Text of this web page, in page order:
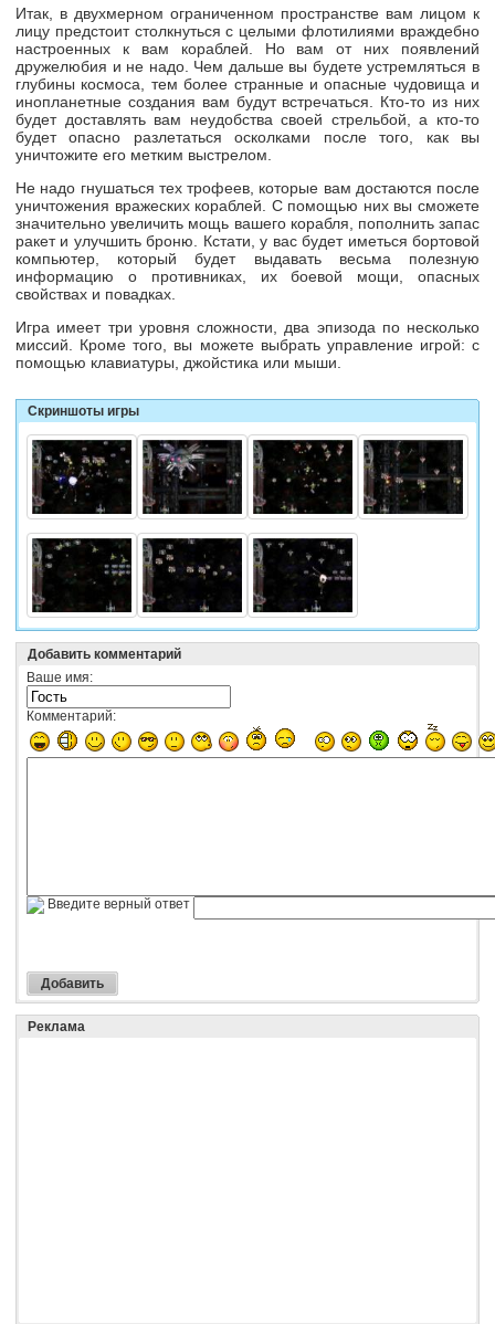
Итак, в двухмерном ограниченном пространстве вам лицом к
лицу предстоит столкнуться с целыми флотилиями враждебно
настроенных к вам кораблей. Но вам от них появлений
дружелюбия и не надо. Чем дальше вы будете устремляться в
глубины космоса, тем более странные и опасные чудовища и
инопланетные создания вам будут встречаться. Кто-то из них
будет доставлять вам неудобства своей стрельбой, а кто-то
будет опасно разлетаться осколками после того, как вы
уничтожите его метким выстрелом.
Не надо гнушаться тех трофеев, которые вам достаются после
уничтожения вражеских кораблей. С помощью них вы сможете
значительно увеличить мощь вашего корабля, пополнить запас
ракет и улучшить броню. Кстати, у вас будет иметься бортовой
компьютер, который будет выдавать весьма полезную
информацию о противниках, их боевой мощи, опасных
свойствах и повадках.
Игра имеет три уровня сложности, два эпизода по несколько
миссий. Кроме того, вы можете выбрать управление игрой: с
помощью клавиатуры, джойстика или мыши.
Скриншоты игры
Добавить комментарий
Ваше имя:
Комментарий:
Введите верный ответ
Реклама